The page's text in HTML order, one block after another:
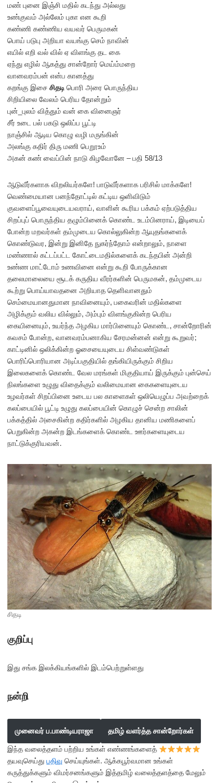
மண் புனை இஞ்சி மதில் கடந்து அல்லது
உண்குவம் அல்லேம் புகா என கூறி
கண்ணி கண்ணிய வயவர் பெருமகன்
பொய் படுபு அறியா வயங்கு செம் நாவின்
எயில் எறி வல் வில் ஏ விளங்கு தட கை
ஏந்து எழில் ஆகத்து சான்றோர் மெய்ம்மறை
வானவரம்பன் என்ப கானத்து
கறங்கு இசை சிதடி பொரி அரை பொருந்திய
சிறியிலை வேலம் பெரிய தோன்றும்
புன்_புலம் வித்தும் வன் கை வினைஞர்
சீர் உடை பல் பகடு ஒலிப்ப பூட்டி
நாஞ்சில் ஆடிய கொழு வழி மருங்கின்
அலங்கு கதிர் திரு மணி பெறூஉம்
அகன் கண் வைப்பின் நாடு கிழவோனே – பதி 58/13
ஆடுவீர்களாக விறலியர்களே! பாடுவீர்களாக பரிசில் மாக்களே!
வெண்மையான பனந்தோட்டில் கட்டிய ஒளிவிடும்
குவளைப்பூவையுடையவராய், வாளின் கூரிய பக்கம் ஏற்படுத்திய
சிறப்புப் பொருந்திய தழும்பினைக் கொண்ட உடம்பினராய், இடியைப்
போன்ற மறவர்கள் தம்முடைய கொல்லுகின்ற ஆயுதங்களைக்
கொண்டுவர, இன்று இனிதே நுகர்ந்தோம் என்றாலும், நாளை
மண்ணால் கட்டப்பட்ட கோட்டைமதில்களைக் கடந்தபின் அன்றி
உண்ண மாட்டோம் உணவினை என்று கூறி போருக்கான
தலைமாலையை சூடக் கருதிய வீரர்களின் பெருமகன், தம்முடைய
கூற்று பொய்யாவதனை அறியாத தெளிவானதும்
செம்மையானதுமான நாவினையும், பகைவரின் மதில்களை
அழிக்கும் வலிய வில்லும், அம்பும் விளங்குகின்ற பெரிய
கையினையும், உயர்ந்த அழகிய மார்பினையும் கொண்ட, சான்றோரின்
கவசம் போன்ற, வானவரம்பனாகிய சேரமன்னன் என்று கூறுவர்;
காட்டினில் ஒலிக்கின்ற ஓசையையுடைய சிள்வண்டுகள்
பொரிப்பொரியான அடிப்பகுதியில் தங்கியிருக்கும் சிறிய
இலைகளைக் கொண்ட வேல மரங்கள் மிகுதியாய் இருக்கும் புன்செய்
நிலங்களை உழுது விதைக்கும் வலிமையான கைகளையுடைய
உழவர்கள் சிறப்பினை உடைய பல காளைகள் ஒலியெழுப்ப அவற்றைக்
கலப்பையில் பூட்டி உழுது கலப்பையின் கொழுச் சென்ற சாலின்
பக்கத்தில் அசைகின்ற கதிர்களில் அழகிய தானிய மணிகளைப்
பெறுகின்ற அகன்ற இடங்களைக் கொண்ட ஊர்களையுடைய
நாட்டுக்குரியவன்.
சிதடி
குறிப்பு
இது சங்க இலக்கியங்களில் இடம்பெற்றுள்ளது
நன்றி
முனைவர் ப.பாண்டியராஜா தமிழ் வளர்த்த சான்றோர்கள்
இந்த வலைத்தளம் பற்றிய உங்கள் எண்ணங்களைத்
தயவுசெய்து பதிவு செய்யுங்கள். ஆக்கபூர்வமான உங்கள்
கருத்துக்களும் விமர்சனங்களும் இத்தமிழ் வலைத்தளத்தை மேலும்